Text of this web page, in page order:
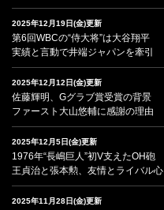
2025年12月19日(金)更新
第6回WBCの“侍大将”は大谷翔平
実績と言動で井端ジャパンを牽引
2025年12月12日(金)更新
佐藤輝明、Gグラブ賞受賞の背景
ファースト大山悠輔に感謝の理由
2025年12月5日(金)更新
1976年“長嶋巨人”初V支えたOH砲
王貞治と張本勲、友情とライバル心
2025年11月28日(金)更新